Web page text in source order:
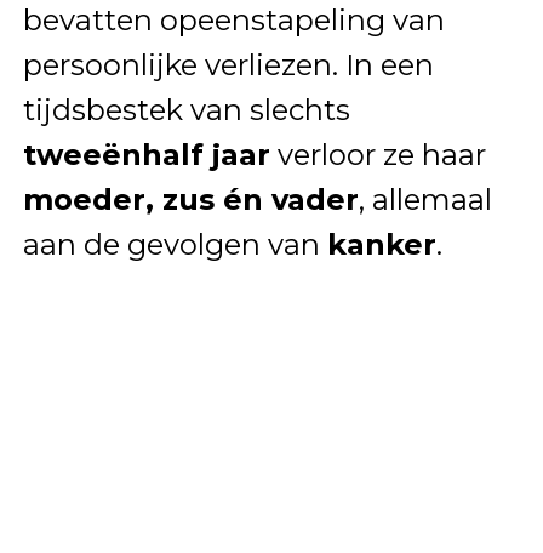
bevatten opeenstapeling van
persoonlijke verliezen. In een
tijdsbestek van slechts
tweeënhalf jaar verloor ze haar
moeder, zus én vader, allemaal
aan de gevolgen van kanker.